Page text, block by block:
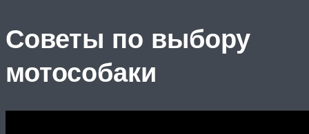
Советы по выбору
мотособаки